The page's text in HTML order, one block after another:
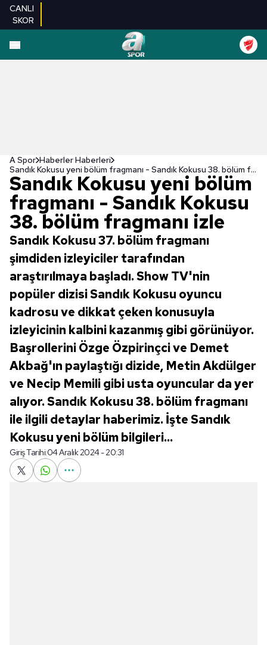
CANLI
SKOR
A Spor Haberler Haberleri
Sandık Kokusu yeni bölüm fragmanı - Sandık Kokusu 38. bölüm fragmanı izle
Sandık Kokusu yeni bölüm
fragmanı - Sandık Kokusu
38. bölüm fragmanı izle
Sandık Kokusu 37. bölüm fragmanı
şimdiden izleyiciler tarafından
araştırılmaya başladı. Show TV'nin
popüler dizisi Sandık Kokusu oyuncu
kadrosu ve dikkat çeken konusuyla
izleyicinin kalbini kazanmış gibi görünüyor.
Başrollerini Özge Özpirinçci ve Demet
Akbağ'ın paylaştığı dizide, Metin Akdülger
ve Necip Memili gibi usta oyuncular da yer
alıyor. Sandık Kokusu 38. bölüm fragmanı
ile ilgili detaylar haberimiz. İşte Sandık
Kokusu yeni bölüm bilgileri...
Giriş Tarihi:04 Aralık 2024 - 20:31